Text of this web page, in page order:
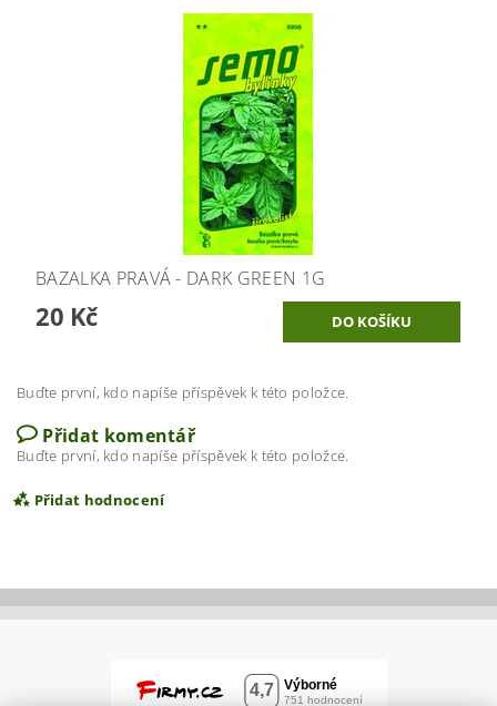
BAZALKA PRAVÁ - DARK GREEN 1G
20 Kč
Buďte první, kdo napíše příspěvek k této položce.
Přidat komentář
Buďte první, kdo napíše příspěvek k této položce.
Přidat hodnocení